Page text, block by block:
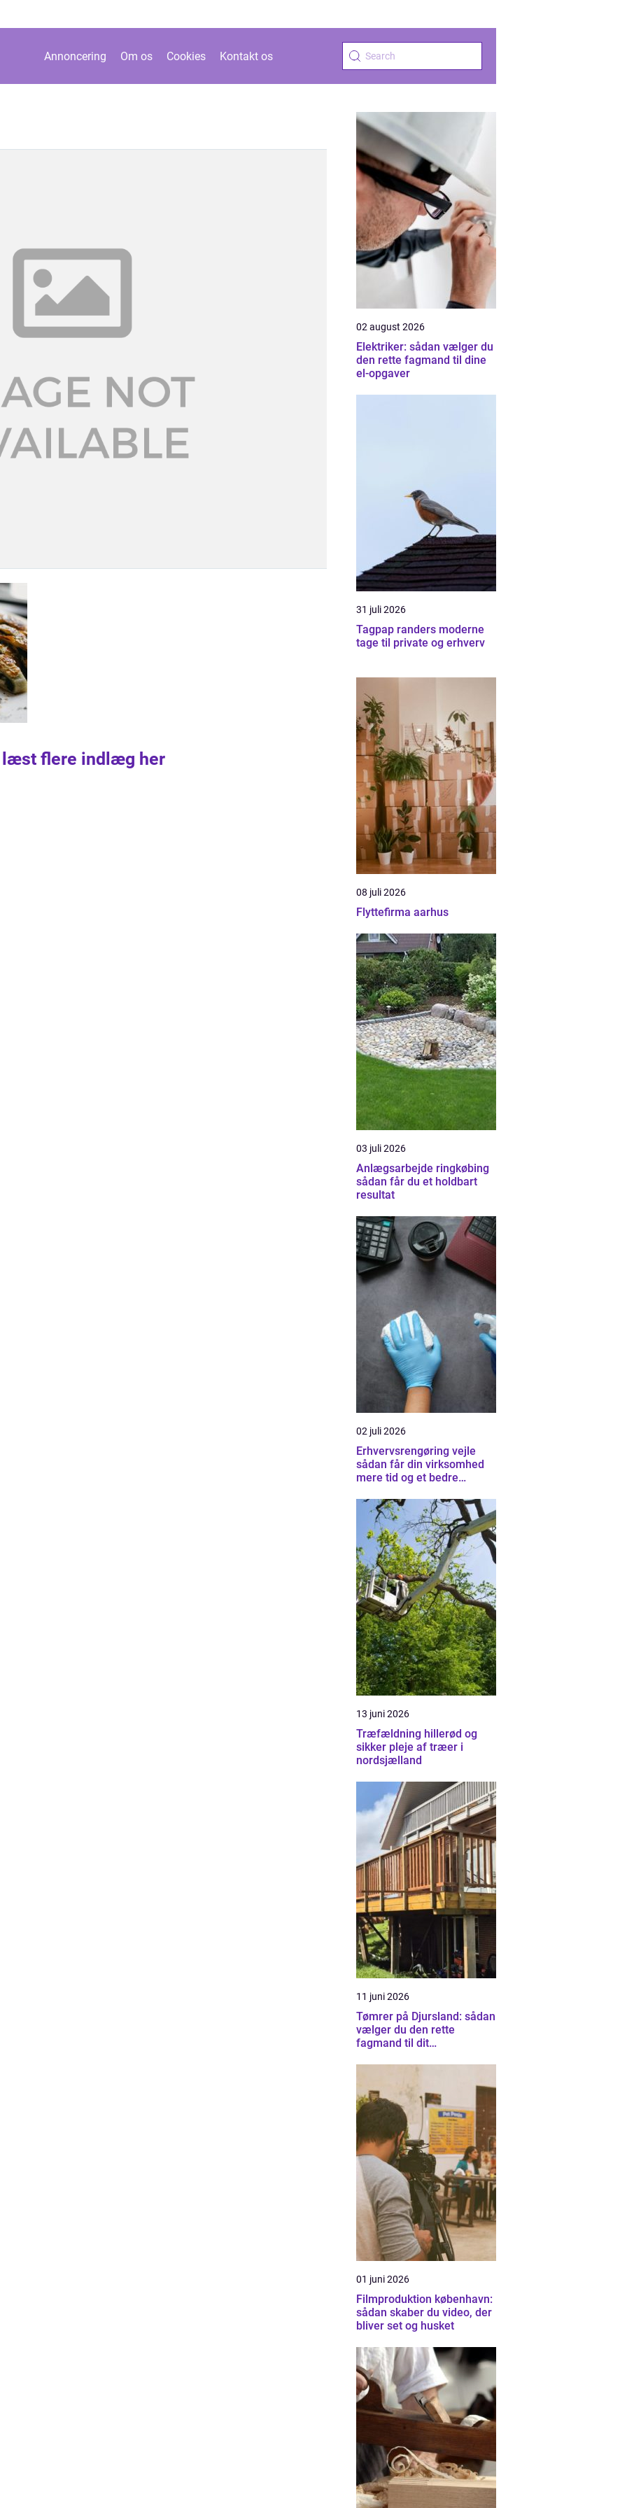
Annoncering Om os Cookies Kontakt os
læst flere indlæg her
02 august 2026
Elektriker: sådan vælger du
den rette fagmand til dine
el-opgaver
31 juli 2026
Tagpap randers moderne
tage til private og erhverv
08 juli 2026
Flyttefirma aarhus
03 juli 2026
Anlægsarbejde ringkøbing
sådan får du et holdbart
resultat
02 juli 2026
Erhvervsrengøring vejle
sådan får din virksomhed
mere tid og et bedre
13 juni 2026
Træfældning hillerød og
sikker pleje af træer i
nordsjælland
11 juni 2026
Tømrer på Djursland: sådan
vælger du den rette
fagmand til dit
01 juni 2026
Filmproduktion københavn:
sådan skaber du video, der
bliver set og husket